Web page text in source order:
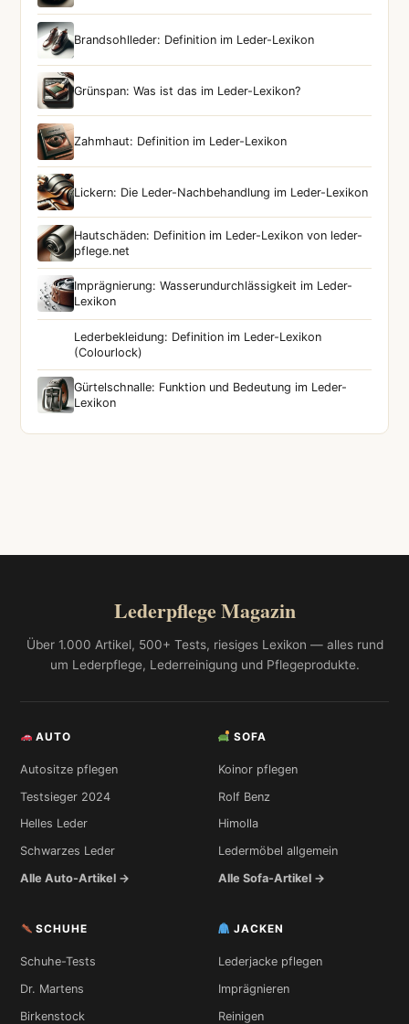
Brandsohlleder: Definition im Leder-Lexikon
Grünspan: Was ist das im Leder-Lexikon?
Zahmhaut: Definition im Leder-Lexikon
Lickern: Die Leder-Nachbehandlung im Leder-Lexikon
Hautschäden: Definition im Leder-Lexikon von leder-
pflege.net
Imprägnierung: Wasserundurchlässigkeit im Leder-
Lexikon
Lederbekleidung: Definition im Leder-Lexikon
(Colourlock)
Gürtelschnalle: Funktion und Bedeutung im Leder-
Lexikon
Lederpflege Magazin
Über 1.000 Artikel, 500+ Tests, riesiges Lexikon — alles rund
um Lederpflege, Lederreinigung und Pflegeprodukte.
AUTO
Autositze pflegen
Testsieger 2024
Helles Leder
Schwarzes Leder
Alle Auto-Artikel →
SOFA
Koinor pflegen
Rolf Benz
Himolla
Ledermöbel allgemein
Alle Sofa-Artikel →
SCHUHE
Schuhe-Tests
Dr. Martens
Birkenstock
JACKEN
Lederjacke pflegen
Imprägnieren
Reinigen